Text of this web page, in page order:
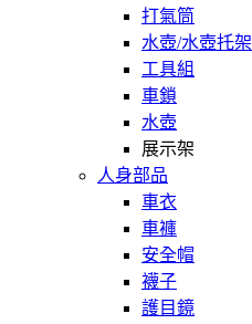
打氣筒
水壺/水壺托架
工具組
車鎖
水壺
展示架
人身部品
車衣
車褲
安全帽
襪子
護目鏡